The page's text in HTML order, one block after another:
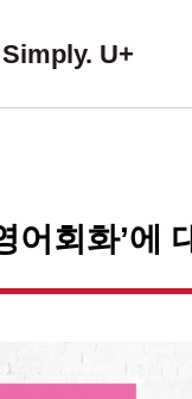
Simply. U+
어회화’에